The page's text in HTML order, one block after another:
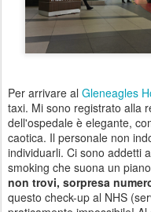
Per arrivare al Gleneagles
taxi. Mi sono registrato alla
dell'ospedale è elegante,
caotica. Il personale non
individuarli. Ci sono addetti
smoking che suona un
non trovi, sorpresa
questo check-up al NHS